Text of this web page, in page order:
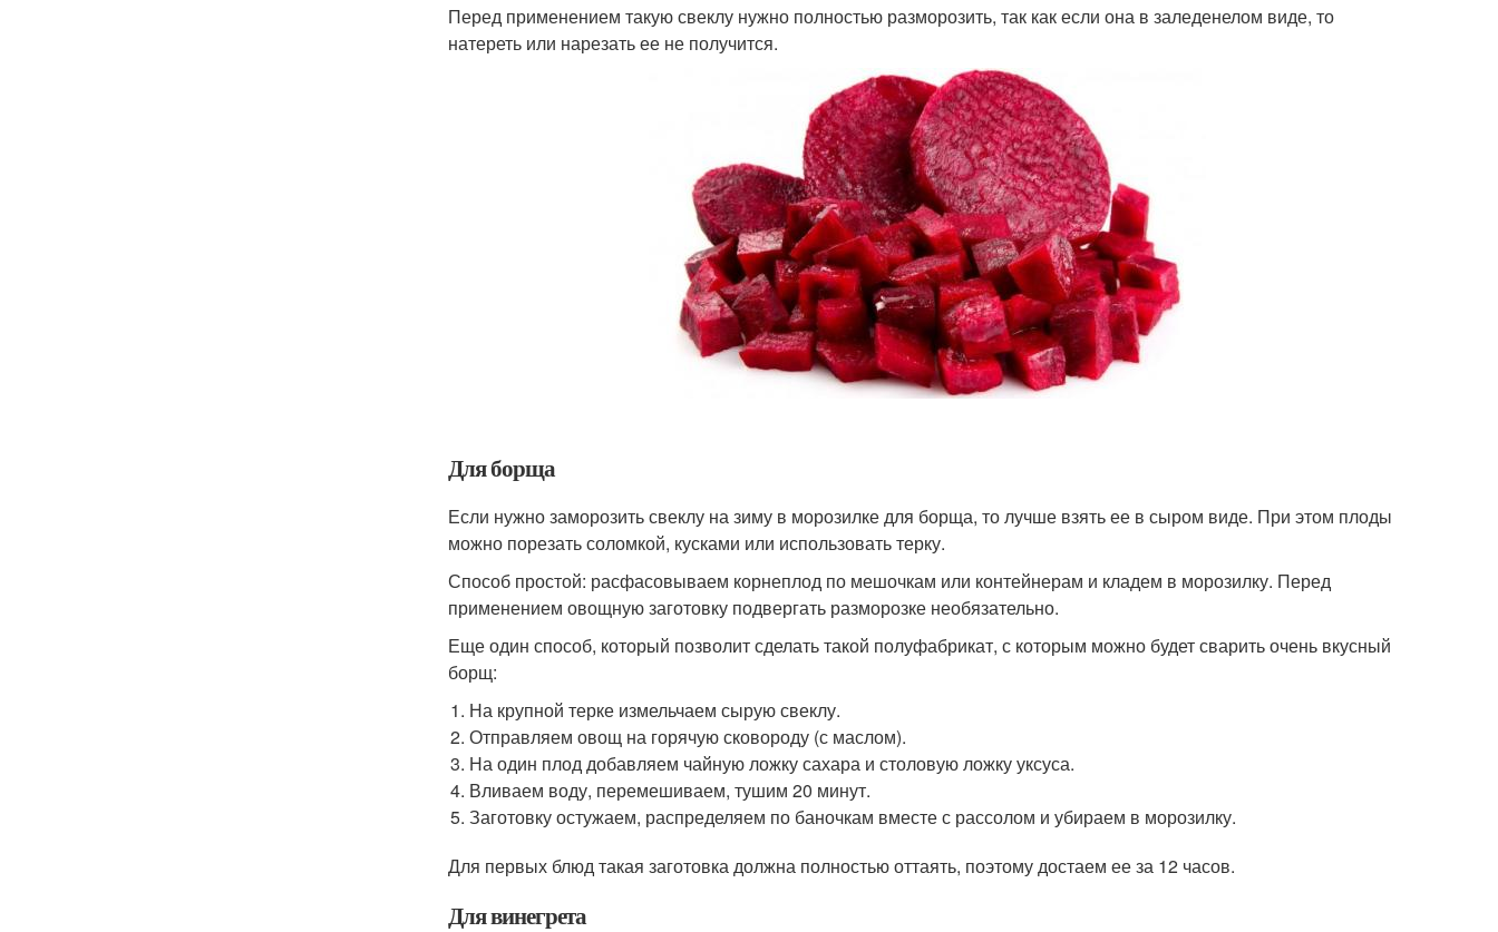
Перед применением такую свеклу нужно полностью разморозить, так как если она в заледенелом виде, то
натереть или нарезать ее не получится.
Для борща
Если нужно заморозить свеклу на зиму в морозилке для борща, то лучше взять ее в сыром виде. При этом плоды
можно порезать соломкой, кусками или использовать терку.
Способ простой: расфасовываем корнеплод по мешочкам или контейнерам и кладем в морозилку. Перед
применением овощную заготовку подвергать разморозке необязательно.
Еще один способ, который позволит сделать такой полуфабрикат, с которым можно будет сварить очень вкусный
борщ:
На крупной терке измельчаем сырую свеклу.
Отправляем овощ на горячую сковороду (с маслом).
На один плод добавляем чайную ложку сахара и столовую ложку уксуса.
Вливаем воду, перемешиваем, тушим 20 минут.
Заготовку остужаем, распределяем по баночкам вместе с рассолом и убираем в морозилку.
Для первых блюд такая заготовка должна полностью оттаять, поэтому достаем ее за 12 часов.
Для винегрета